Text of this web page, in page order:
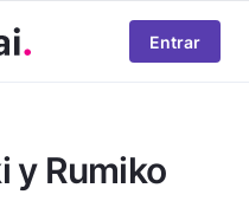
Entrar
y Rumiko